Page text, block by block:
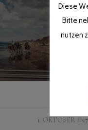
1. OKTOBER 2017
/
Diese
Bitte
nutzen